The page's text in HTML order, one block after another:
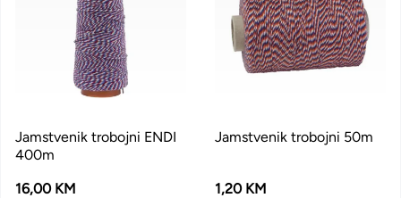
Jamstvenik trobojni ENDI
400m
16,00 KM
Jamstvenik trobojni 50m
1,20 KM